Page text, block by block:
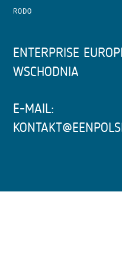
RODO
ENTERPRISE
WSCHODNIA
E-MAIL: